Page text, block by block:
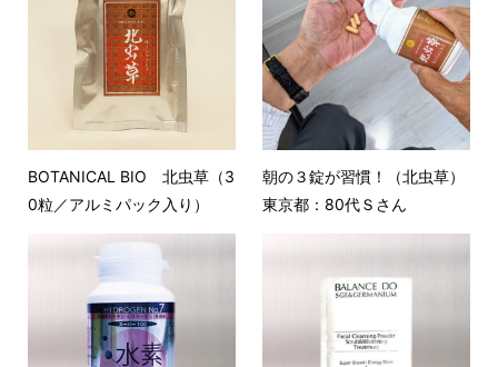
BOTANICAL BIO 北虫草（3
0粒／アルミパック入り）
朝の３錠が習慣！（北虫草）
東京都：80代Ｓさん